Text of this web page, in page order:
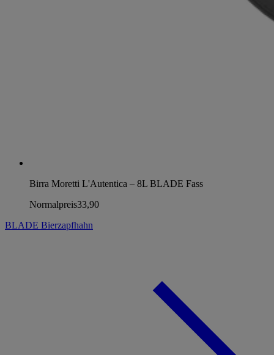
Birra Moretti L'Autentica – 8L BLADE Fass
Normalpreis33,90
BLADE Bierzapfhahn